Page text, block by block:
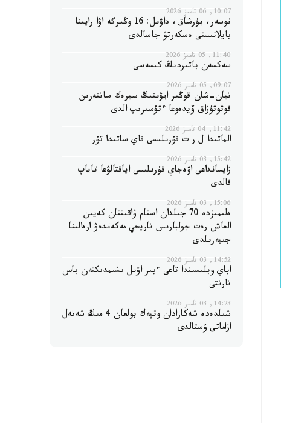
10:07, 06 تامىز 2026
نوسەر، بۇرشاق، داۋىل: 16 وڭىرگە اۋا رايىنا
بايلانىستى ەسكەرتۋ جاسالدى
11:40, 05 تامىز 2026
سەكسەن باتىردىڭ كىسەسى
09:07, 05 تامىز 2026
تيان-شان قوڭىر ايۋىنىڭ سيرەك ساتتەرىن
فوتوتۇزاق ۆيدەوعا ءتۇسىرىپ الدى
11:42, 04 تامىز 2026
الماتىدا ل ر ت قۇرىلىسى قاي ساتىدا تۇر
15:42, 03 تامىز 2026
زايسانداعى اۋەجاي قۇرىلىسى اياقتالۋعا تاياپ
قالدى
15:06, 03 تامىز 2026
ەلىمىزدە 70 جىلدان استام ۋاقىتتان كەيىن
العاش رەت جولبارىس تاريحي مەكەندەۋ ارەالىنا
جىبەرىلدى
14:52, 03 تامىز 2026
اباي وبلىسىندا تاعى ءبىر اۋىل ىشىمدىكتەن باس
تارتتى
14:23, 03 تامىز 2026
شىلدەدە شەكارادان وتپەك بولعان 4 مىڭ شەتەل
ازاماتى ۇستالدى